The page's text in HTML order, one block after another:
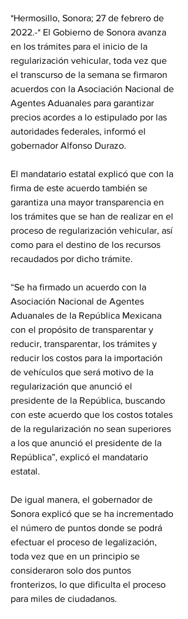
*Hermosillo, Sonora; 27 de febrero de
2022.-* El Gobierno de Sonora avanza
en los trámites para el inicio de la
regularización vehicular, toda vez que
el transcurso de la semana se firmaron
acuerdos con la Asociación Nacional de
Agentes Aduanales para garantizar
precios acordes a lo estipulado por las
autoridades federales, informó el
gobernador Alfonso Durazo.
El mandatario estatal explicó que con la
firma de este acuerdo también se
garantiza una mayor transparencia en
los trámites que se han de realizar en el
proceso de regularización vehicular, así
como para el destino de los recursos
recaudados por dicho trámite.
“Se ha firmado un acuerdo con la
Asociación Nacional de Agentes
Aduanales de la República Mexicana
con el propósito de transparentar y
reducir, transparentar, los trámites y
reducir los costos para la importación
de vehículos que será motivo de la
regularización que anunció el
presidente de la República, buscando
con este acuerdo que los costos totales
de la regularización no sean superiores
a los que anunció el presidente de la
República”, explicó el mandatario
estatal.
De igual manera, el gobernador de
Sonora explicó que se ha incrementado
el número de puntos donde se podrá
efectuar el proceso de legalización,
toda vez que en un principio se
consideraron solo dos puntos
fronterizos, lo que dificulta el proceso
para miles de ciudadanos.